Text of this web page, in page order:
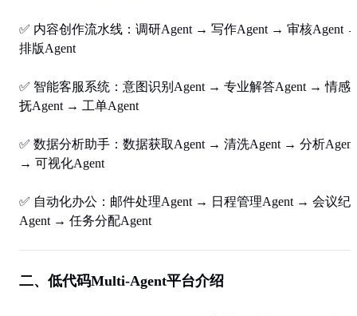
✅ 内容创作流水线 ：调研Agent → 写作Agent → 审核Agent
排版Agent
✅ 智能客服系统 ：意图识别Agent → 专业解答Agent → 情感
抚Agent → 工单Agent
✅ 数据分析助手 ：数据获取Agent → 清洗Agent → 分析Agent
→ 可视化Agent
✅ 自动化办公 ：邮件处理Agent → 日程管理Agent → 会议纪
Agent → 任务分配Agent
二、低代码Multi-Agent平台介绍